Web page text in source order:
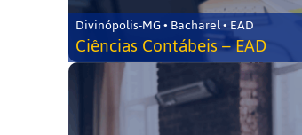
Divinópolis-MG • Bacharel • EAD
Ciências Contábeis – EAD